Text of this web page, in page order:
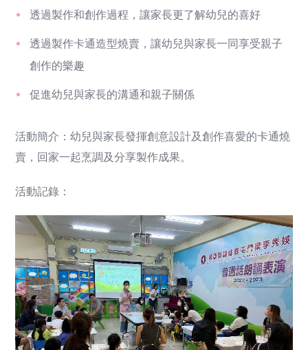
透過製作和創作過程，讓家長更了解幼兒的喜好
透過製作卡通造型燒賣，讓幼兒與家長一同享受親子
創作的樂趣
促進幼兒與家長的溝通和親子關係
活動簡介：幼兒與家長發揮創意設計及創作喜愛的卡通燒
賣，回家一起烹調及分享製作成果。
活動記錄：